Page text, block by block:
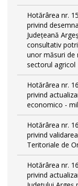
Hotărârea nr.
privind
Județeană
consultativ
unor măsuri de
sectorul agricol
Hotărârea nr.
privind
economico -
Hotărârea nr.
privind
Teritoriale de
Hotărârea nr.
privind